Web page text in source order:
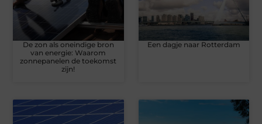
De zon als oneindige bron
van energie: Waarom
zonnepanelen de toekomst
zijn!
Een dagje naar Rotterdam